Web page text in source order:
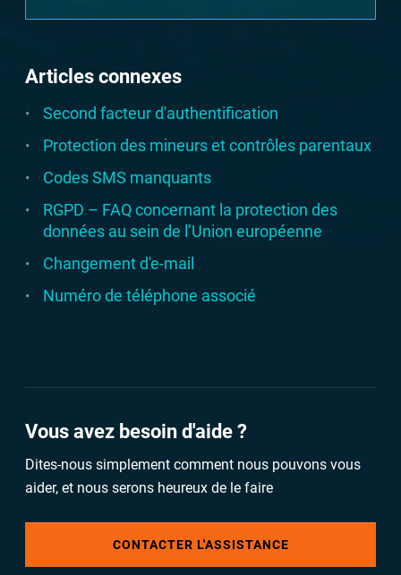
Articles connexes
Second facteur d'authentification
Protection des mineurs et contrôles parentaux
Codes SMS manquants
RGPD – FAQ concernant la protection des
données au sein de l’Union européenne
Changement d'e-mail
Numéro de téléphone associé
Vous avez besoin d'aide ?
Dites-nous simplement comment nous pouvons vous
aider, et nous serons heureux de le faire
CONTACTER L'ASSISTANCE